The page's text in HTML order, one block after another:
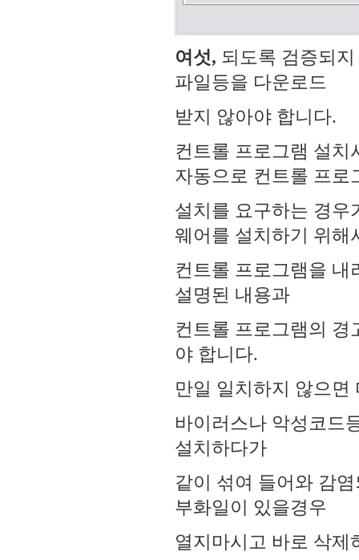
여섯, 되도록 검증되
파일등을 다운로드
받지 않아야 합니다.
컨트롤 프로그램 설치
자동으로 컨트롤 프로
설치를 요구하는 경우
웨어를 설치하기 위해
컨트롤 프로그램을 내
설명된 내용과
컨트롤 프로그램의 경
야 합니다.
만일 일치하지 않으면
바이러스나 악성코드
설치하다가
같이 섞여 들어와 감
부화일이 있을경우
열지마시고 바로 삭제